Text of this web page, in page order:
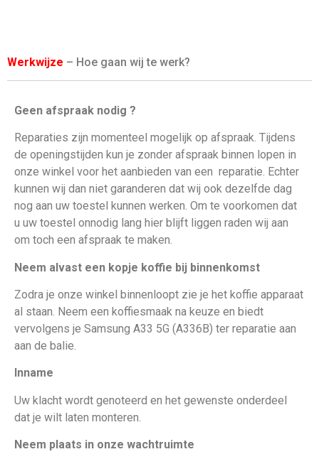
Werkwijze – Hoe gaan wij te werk?
Geen afspraak nodig ?
Reparaties zijn momenteel mogelijk op afspraak. Tijdens
de openingstijden kun je zonder afspraak binnen lopen in
onze winkel voor het aanbieden van een reparatie. Echter
kunnen wij dan niet garanderen dat wij ook dezelfde dag
nog aan uw toestel kunnen werken. Om te voorkomen dat
u uw toestel onnodig lang hier blijft liggen raden wij aan
om toch een afspraak te maken.
Neem alvast een kopje koffie bij binnenkomst
Zodra je onze winkel binnenloopt zie je het koffie apparaat
al staan. Neem een koffiesmaak na keuze en biedt
vervolgens je Samsung A33 5G (A336B) ter reparatie aan
aan de balie.
Inname
Uw klacht wordt genoteerd en het gewenste onderdeel
dat je wilt laten monteren.
Neem plaats in onze wachtruimte